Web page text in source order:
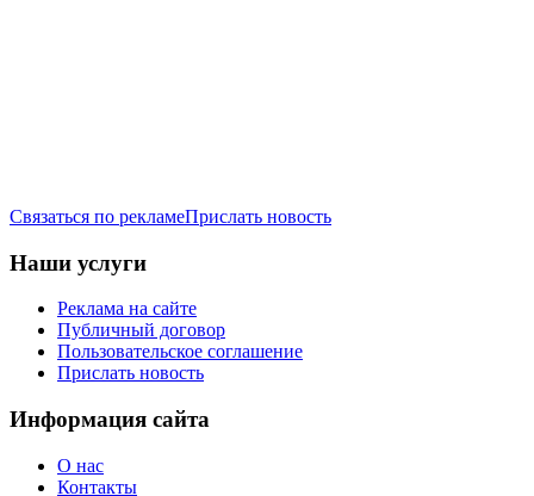
Связаться по рекламеПрислать новость
Наши услуги
Реклама на сайте
Публичный договор
Пользовательское соглашение
Прислать новость
Информация сайта
О нас
Контакты